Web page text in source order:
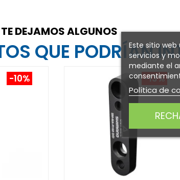
DEJAMOS ALGUNOS
QUE PODRÍAN
-10% -13%
Este sitio
servicios y
mediante el
Política de